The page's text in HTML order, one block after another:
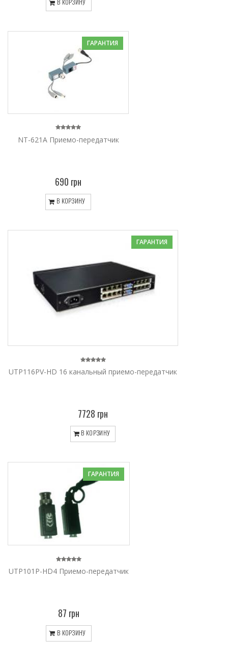
ГАРАНТИЯ
NT-621A Приемо-передатчик
690 грн
В КОРЗИНУ
ГАРАНТИЯ
UTP116PV-HD 16 канальный приемо-передатчик
7728 грн
В КОРЗИНУ
ГАРАНТИЯ
UTP101P-HD4 Приемо-передатчик
87 грн
В КОРЗИНУ